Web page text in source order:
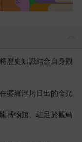
歷史知識結合自身觀
婆羅浮屠日出的金光
博物館、駐足於觀鳥